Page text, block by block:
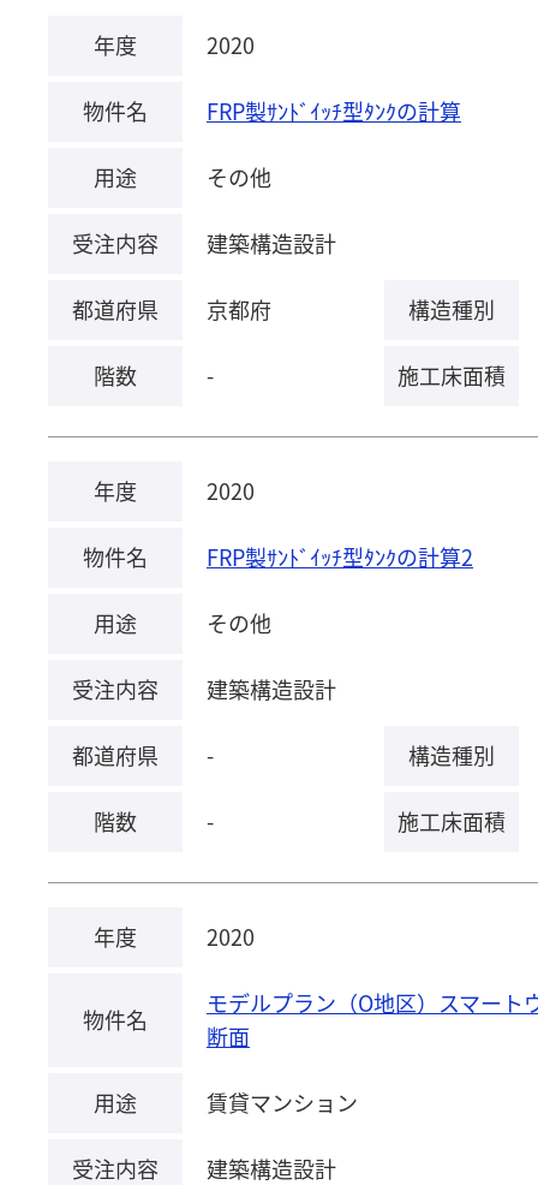
年度 2020
物件名 FRP製ｻﾝﾄﾞｲｯﾁ型ﾀﾝｸの計算
用途 その他
受注内容 建築構造設計
都道府県 京都府 構造種別
階数 - 施工床面積
年度 2020
物件名 FRP製ｻﾝﾄﾞｲｯﾁ型ﾀﾝｸの計算2
用途 その他
受注内容 建築構造設計
都道府県 - 構造種別
階数 - 施工床面積
年度 2020
物件名
モデルプラン（O地区）スマート
断面
用途 賃貸マンション
受注内容 建築構造設計